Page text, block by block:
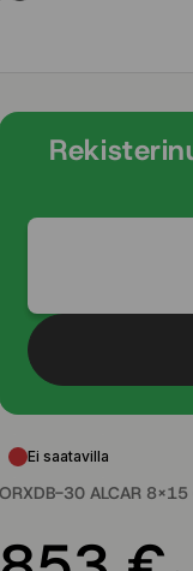
Ei saatavilla
ORXDB-30 ALCAR